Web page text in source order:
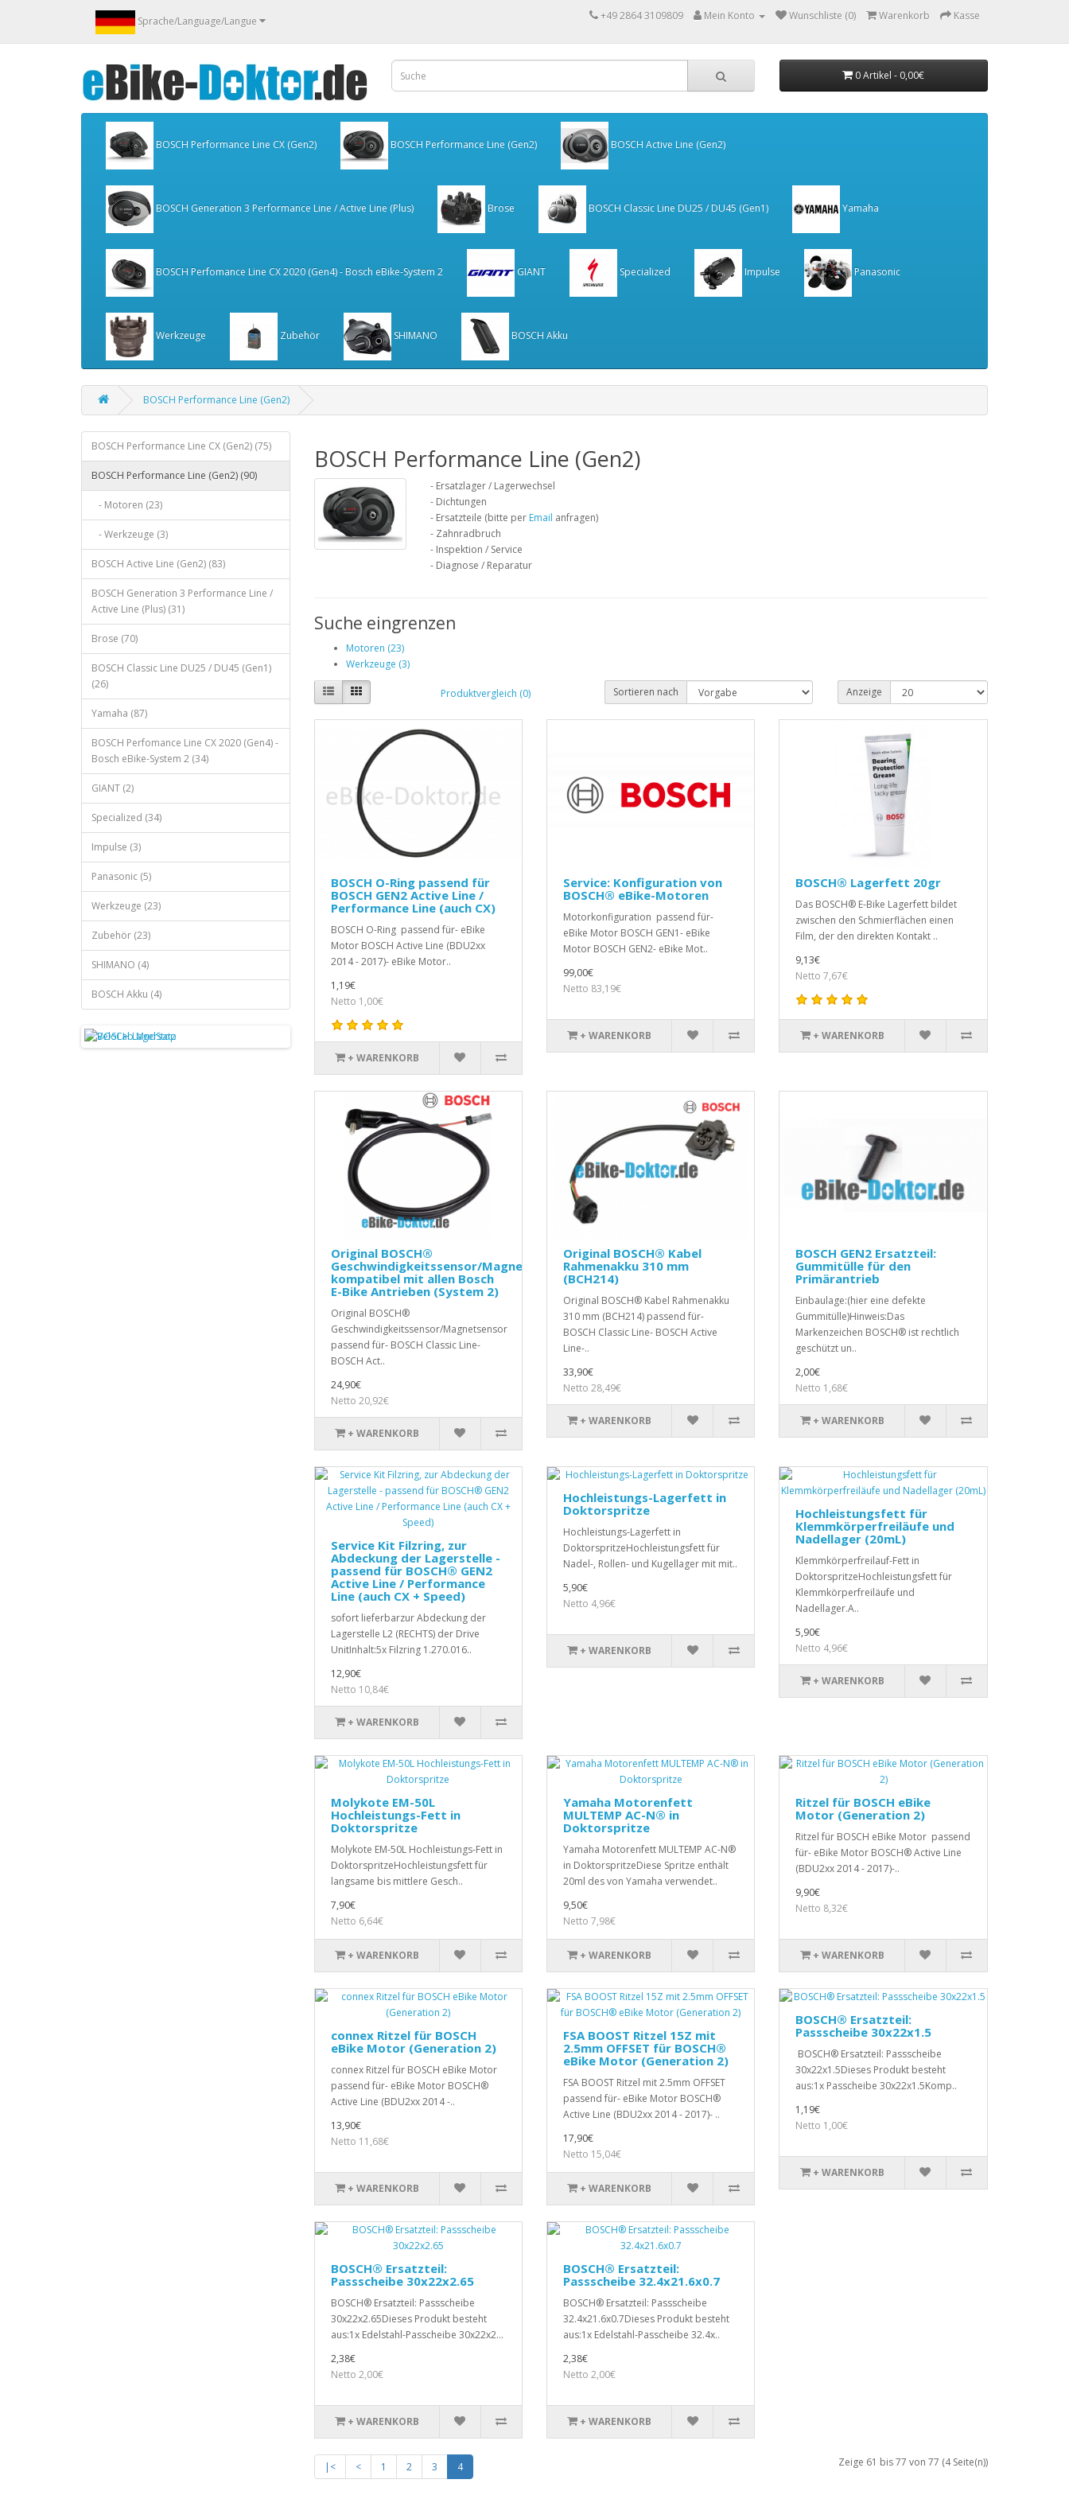
Sprache/Language/Langue +49 2864 3109809 Mein Konto Wunschliste (0) Warenkorb Kasse
0 Artikel - 0,00€
BOSCH Performance Line CX (Gen2) BOSCH Performance Line (Gen2) BOSCH Active Line (Gen2)
BOSCH Generation 3 Performance Line / Active Line (Plus) Brose BOSCH Classic Line DU25 / DU45 (Gen1) Yamaha
BOSCH Perfomance Line CX 2020 (Gen4) - Bosch eBike-System 2 GIANT Specialized Impulse Panasonic
Werkzeuge Zubehör SHIMANO BOSCH Akku
BOSCH Performance Line (Gen2)
BOSCH Performance Line CX (Gen2) (75)
BOSCH Performance Line (Gen2) (90)
- Motoren (23)
- Werkzeuge (3)
BOSCH Active Line (Gen2) (83)
BOSCH Generation 3 Performance Line /
Active Line (Plus) (31)
Brose (70)
BOSCH Classic Line DU25 / DU45 (Gen1)
(26)
Yamaha (87)
BOSCH Perfomance Line CX 2020 (Gen4) -
Bosch eBike-System 2 (34)
GIANT (2)
Specialized (34)
Impulse (3)
Panasonic (5)
Werkzeuge (23)
Zubehör (23)
SHIMANO (4)
BOSCH Akku (4)
BOSCH Performance Line (Gen2)
- Ersatzlager / Lagerwechsel
- Dichtungen
- Ersatzteile (bitte per Email anfragen)
- Zahnradbruch
- Inspektion / Service
- Diagnose / Reparatur
Suche eingrenzen
Motoren (23)
Werkzeuge (3)
Produktvergleich (0) Sortieren nach Anzeige
BOSCH O-Ring passend für
BOSCH GEN2 Active Line /
Performance Line (auch CX)
BOSCH O-Ring passend für- eBike
Motor BOSCH Active Line (BDU2xx
2014 - 2017)- eBike Motor..
1,19€
Netto 1,00€
+ WARENKORB
Service: Konfiguration von
BOSCH® eBike-Motoren
Motorkonfiguration passend für-
eBike Motor BOSCH GEN1- eBike
Motor BOSCH GEN2- eBike Mot..
99,00€
Netto 83,19€
+ WARENKORB
BOSCH® Lagerfett 20gr
Das BOSCH® E-Bike Lagerfett bildet
zwischen den Schmierflächen einen
Film, der den direkten Kontakt ..
9,13€
Netto 7,67€
+ WARENKORB
Original BOSCH®
Geschwindigkeitssensor/Magnetsensor
kompatibel mit allen Bosch
E-Bike Antrieben (System 2)
Original BOSCH®
Geschwindigkeitssensor/Magnetsensor
passend für- BOSCH Classic Line-
BOSCH Act..
24,90€
Netto 20,92€
+ WARENKORB
Original BOSCH® Kabel
Rahmenakku 310 mm
(BCH214)
Original BOSCH® Kabel Rahmenakku
310 mm (BCH214) passend für-
BOSCH Classic Line- BOSCH Active
Line-..
33,90€
Netto 28,49€
+ WARENKORB
BOSCH GEN2 Ersatzteil:
Gummitülle für den
Primärantrieb
Einbaulage:(hier eine defekte
Gummitülle)Hinweis:Das
Markenzeichen BOSCH® ist rechtlich
geschützt un..
2,00€
Netto 1,68€
+ WARENKORB
Service Kit Filzring, zur
Abdeckung der Lagerstelle -
passend für BOSCH® GEN2
Active Line / Performance
Line (auch CX + Speed)
sofort lieferbarzur Abdeckung der
Lagerstelle L2 (RECHTS) der Drive
UnitInhalt:5x Filzring 1.270.016..
12,90€
Netto 10,84€
+ WARENKORB
Hochleistungs-Lagerfett in
Doktorspritze
Hochleistungs-Lagerfett in
DoktorspritzeHochleistungsfett für
Nadel-, Rollen- und Kugellager mit mit..
5,90€
Netto 4,96€
+ WARENKORB
Hochleistungsfett für
Klemmkörperfreiläufe und
Nadellager (20mL)
Klemmkörperfreilauf-Fett in
DoktorspritzeHochleistungsfett für
Klemmkörperfreiläufe und
Nadellager.A..
5,90€
Netto 4,96€
+ WARENKORB
Molykote EM-50L
Hochleistungs-Fett in
Doktorspritze
Molykote EM-50L Hochleistungs-Fett in
DoktorspritzeHochleistungsfett für
langsame bis mittlere Gesch..
7,90€
Netto 6,64€
+ WARENKORB
Yamaha Motorenfett
MULTEMP AC-N® in
Doktorspritze
Yamaha Motorenfett MULTEMP AC-N®
in DoktorspritzeDiese Spritze enthält
20ml des von Yamaha verwendet..
9,50€
Netto 7,98€
+ WARENKORB
Ritzel für BOSCH eBike
Motor (Generation 2)
Ritzel für BOSCH eBike Motor passend
für- eBike Motor BOSCH® Active Line
(BDU2xx 2014 - 2017)-..
9,90€
Netto 8,32€
+ WARENKORB
connex Ritzel für BOSCH
eBike Motor (Generation 2)
connex Ritzel für BOSCH eBike Motor
passend für- eBike Motor BOSCH®
Active Line (BDU2xx 2014 -..
13,90€
Netto 11,68€
+ WARENKORB
FSA BOOST Ritzel 15Z mit
2.5mm OFFSET für BOSCH®
eBike Motor (Generation 2)
FSA BOOST Ritzel mit 2.5mm OFFSET
passend für- eBike Motor BOSCH®
Active Line (BDU2xx 2014 - 2017)- ..
17,90€
Netto 15,04€
+ WARENKORB
BOSCH® Ersatzteil:
Passscheibe 30x22x1.5
BOSCH® Ersatzteil: Passscheibe
30x22x1.5Dieses Produkt besteht
aus:1x Passcheibe 30x22x1.5Komp..
1,19€
Netto 1,00€
+ WARENKORB
BOSCH® Ersatzteil:
Passscheibe 30x22x2.65
BOSCH® Ersatzteil: Passscheibe
30x22x2.65Dieses Produkt besteht
aus:1x Edelstahl-Passcheibe 30x22x2...
2,38€
Netto 2,00€
+ WARENKORB
BOSCH® Ersatzteil:
Passscheibe 32.4x21.6x0.7
BOSCH® Ersatzteil: Passscheibe
32.4x21.6x0.7Dieses Produkt besteht
aus:1x Edelstahl-Passcheibe 32.4x..
2,38€
Netto 2,00€
+ WARENKORB
|< < 1 2 3 4 Zeige 61 bis 77 von 77 (4 Seite(n))